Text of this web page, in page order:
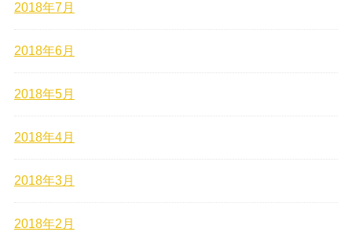
2018年7月
2018年6月
2018年5月
2018年4月
2018年3月
2018年2月